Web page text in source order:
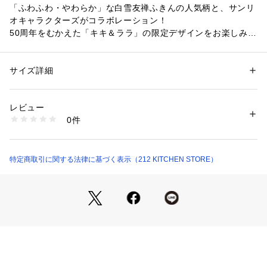
「ふわふわ・やわらか」な白雪友禅ふきんの人気柄と、サンリ
オキャラクターズがコラボレーション！
50周年をむかえた「キキ＆ララ」の限定デザインをお楽しみく
表面は美しい友禅染め、裏面は白い蚊帳生地を使用しておりま
目的にご使用頂けます。
柄物ですが塩素系漂白剤も使用可能ですので、長期に渡り清
環型の再生繊維です。
用途：おしぼり / 食器拭き / 台拭き / 赤ちゃんの肌拭きなど、
性別：レディース
素材：レーヨン85％ 綿15％
商品番号：
N78-68406 （ショップ）
サイズ詳細
レビュー
0件
特定商取引に関する法律に基づく表示（212 KITCHEN STORE）